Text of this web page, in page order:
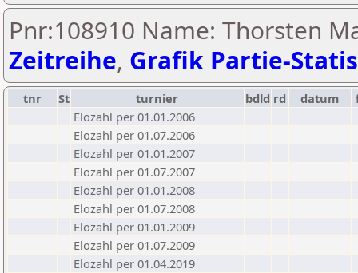
Pnr:108910 Name: Thorsten
Zeitreihe, Grafik Partie-
tnr St turnier bdld rd datum
Elozahl per 01.01.2006
Elozahl per 01.07.2006
Elozahl per 01.01.2007
Elozahl per 01.07.2007
Elozahl per 01.01.2008
Elozahl per 01.07.2008
Elozahl per 01.01.2009
Elozahl per 01.07.2009
Elozahl per 01.04.2019